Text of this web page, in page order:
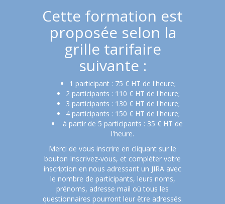
Cette formation est
proposée selon la
grille tarifaire
suivante :
1 participant : 75 € HT de l'heure;
2 participants : 110 € HT de l'heure;
3 participants : 130 € HT de l'heure;
4 participants : 150 € HT de l'heure;
à partir de 5 participants : 35 € HT de
l'heure.
Merci de vous inscrire en cliquant sur le
bouton Inscrivez-vous, et compléter votre
inscription en nous adressant un JIRA avec
le nombre de participants, leurs noms,
prénoms, adresse mail où tous les
questionnaires pourront leur être adressés.